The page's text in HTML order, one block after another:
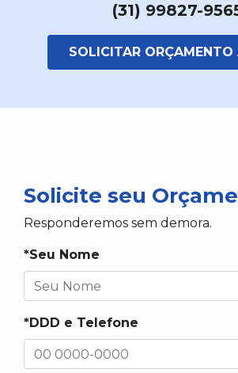
(31) 99827-
SOLICITAR ORÇAMENTO
Solicite seu
Responderemos sem demora.
*Seu Nome
*DDD e Telefone